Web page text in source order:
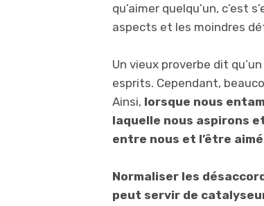
qu’aimer quelqu’un, c’est
aspects et les moindres
Un vieux proverbe dit
esprits. Cependant,
Ainsi, lorsque nous
laquelle nous aspirons
entre nous et l’être aimé
Normaliser les
peut servir de